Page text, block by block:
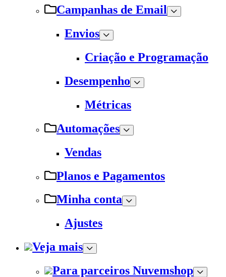
Campanhas de Email
Envios
Criação e Programação
Desempenho
Métricas
Automações
Vendas
Planos e Pagamentos
Minha conta
Ajustes
Veja mais
Para parceiros Nuvemshop